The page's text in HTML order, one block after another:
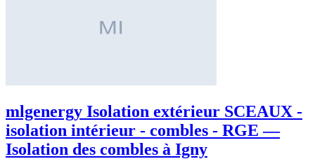
mlgenergy Isolation extérieur SCEAUX -
isolation intérieur - combles - RGE —
Isolation des combles à Igny